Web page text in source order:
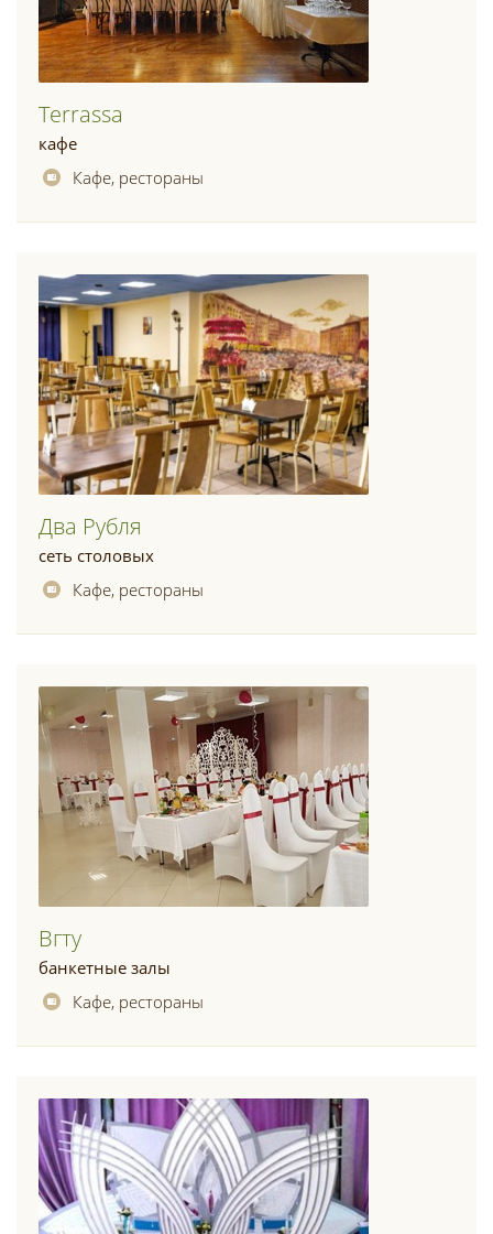
Terrassa
кафе
Кафе, рестораны
Два Рубля
сеть столовых
Кафе, рестораны
Вгту
банкетные залы
Кафе, рестораны